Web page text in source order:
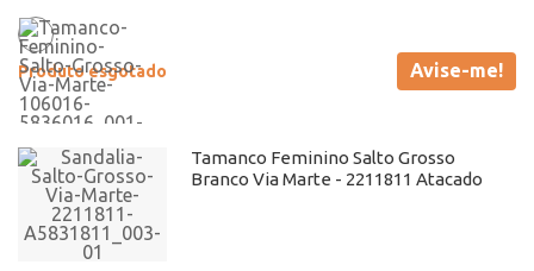
Produto esgotado Avise-me!
Tamanco Feminino Salto Grosso
Branco Via Marte - 2211811 Atacado